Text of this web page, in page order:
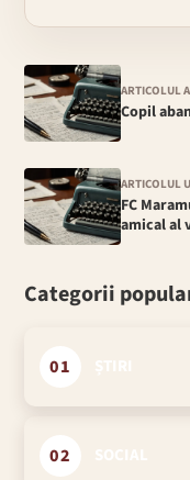
ARTICOLUL
Copil
ARTICOLUL
FC
amical al
Categorii
01
02